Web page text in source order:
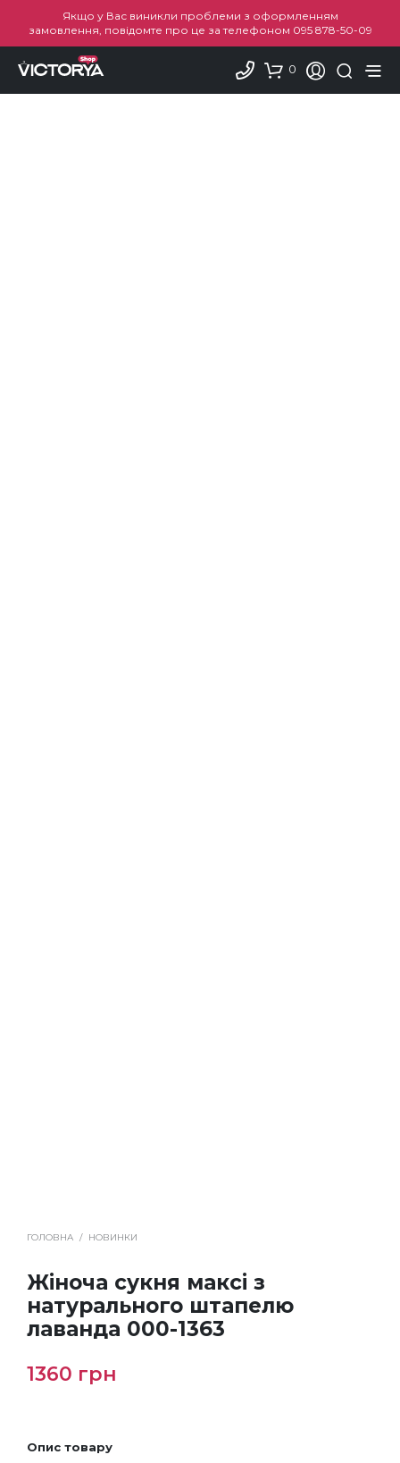
Якщо у Вас виникли проблеми з оформленням
замовлення, повідомте про це за телефоном 095 878-50-09
0
ГОЛОВНА / НОВИНКИ
Жіноча сукня максі з
натурального штапелю
лаванда 000-1363
1360 грн
Опис товару